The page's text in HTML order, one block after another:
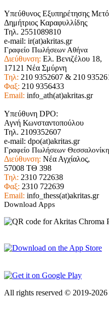
Υπεύθυνος Εξυπηρέτησης
Δημήτριος Καραφυλλίδης
Τηλ. 2551089810
e-mail: ir(at)akritas.gr
Γραφείο Πωλήσεων Αθήνα
Διεύθυνση: Ελ. Βενιζέλου 18,
17121 Νέα Σμύρνη
Τηλ: 210 9352607 & 210
Φαξ: 210 9356433
Email: info_ath(at)akritas.gr
Υπεύθυνη DPO:
Αγνή Κωνσταντοπούλου
Τηλ. 2109352607
e-mail: dpo(at)akritas.gr
Γραφείο Πωλήσεων Θεσσαλονίκη
Διεύθυνση: Νέα Αγχίαλος,
57008 ΤΘ 398
Τηλ: 2310 722638
Φαξ: 2310 722639
Email: info_thess(at)akritas.gr
Download Apps
All rights reserved © 2019-